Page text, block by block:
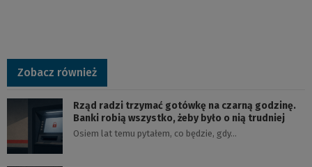
Zobacz również
Rząd radzi trzymać gotówkę na czarną godzinę.
Banki robią wszystko, żeby było o nią trudniej
Osiem lat temu pytałem, co będzie, gdy…